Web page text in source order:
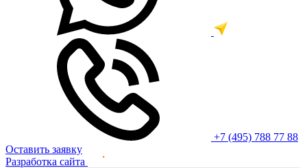
+7 (495) 788 77 88
Оставить заявку
Разработка сайта